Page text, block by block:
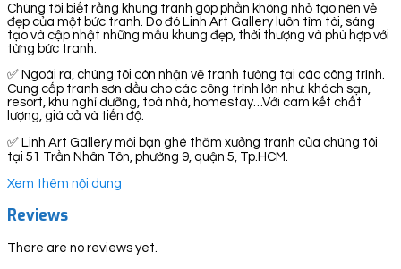
Chúng tôi biết rằng khung tranh góp phần không nhỏ tạo nên vẻ
đẹp của một bức tranh. Do đó Linh Art Gallery luôn tìm tòi, sáng
tạo và cập nhật những mẫu khung đẹp, thời thượng và phù hợp với
từng bức tranh.
✅ Ngoài ra, chúng tôi còn nhận vẽ tranh tường tại các công trình.
Cung cấp tranh sơn dầu cho các công trình lớn như: khách sạn,
resort, khu nghỉ dưỡng, toà nhà, homestay…Với cam kết chất
lượng, giá cả và tiến độ.
✅ Linh Art Gallery mời bạn ghé thăm xưởng tranh của chúng tôi
tại 51 Trần Nhân Tôn, phường 9, quận 5, Tp.HCM.
Xem thêm nội dung
Reviews
There are no reviews yet.